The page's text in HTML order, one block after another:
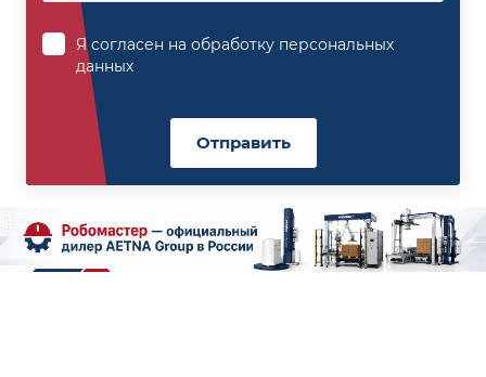
Я согласен на обработку персональных
данных
Отправить